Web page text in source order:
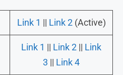
Link 1 || Link 2(Active)
Link 1 || Link 2 || Link
3 || Link 4